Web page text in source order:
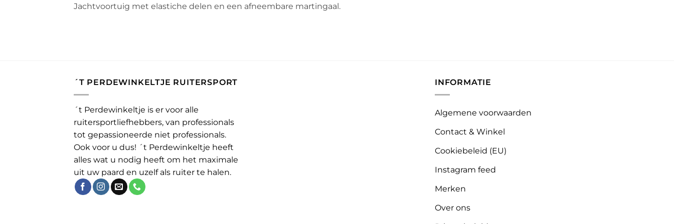
Jachtvoortuig met elastiche delen en een afneembare martingaal.
´T PERDEWINKELTJE RUITERSPORT
´t Perdewinkeltje is er voor alle
ruitersportliefhebbers, van professionals
tot gepassioneerde niet professionals.
Ook voor u dus! ´t Perdewinkeltje heeft
alles wat u nodig heeft om het maximale
uit uw paard en uzelf als ruiter te halen.
INFORMATIE
Algemene voorwaarden
Contact & Winkel
Cookiebeleid (EU)
Instagram feed
Merken
Over ons